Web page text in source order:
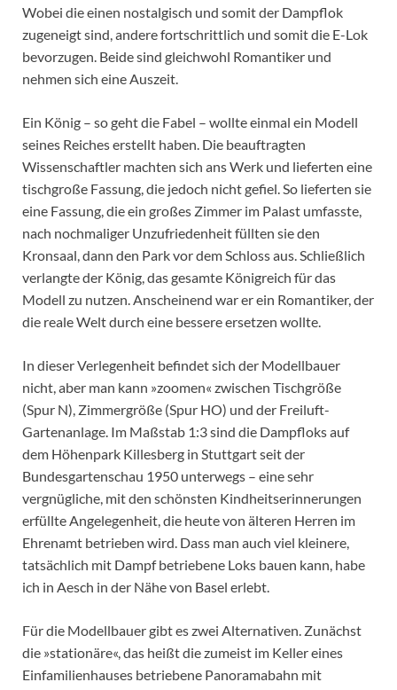
Wobei die einen nostalgisch und somit der Dampflok
zugeneigt sind, andere fortschrittlich und somit die E-Lok
bevorzugen. Beide sind gleichwohl Romantiker und
nehmen sich eine Auszeit.
Ein König – so geht die Fabel – wollte einmal ein Modell
seines Reiches erstellt haben. Die beauftragten
Wissenschaftler machten sich ans Werk und lieferten eine
tischgroße Fassung, die jedoch nicht gefiel. So lieferten sie
eine Fassung, die ein großes Zimmer im Palast umfasste,
nach nochmaliger Unzufriedenheit füllten sie den
Kronsaal, dann den Park vor dem Schloss aus. Schließlich
verlangte der König, das gesamte Königreich für das
Modell zu nutzen. Anscheinend war er ein Romantiker, der
die reale Welt durch eine bessere ersetzen wollte.
In dieser Verlegenheit befindet sich der Modellbauer
nicht, aber man kann »zoomen« zwischen Tischgröße
(Spur N), Zimmergröße (Spur HO) und der Freiluft-
Gartenanlage. Im Maßstab 1:3 sind die Dampfloks auf
dem Höhenpark Killesberg in Stuttgart seit der
Bundesgartenschau 1950 unterwegs – eine sehr
vergnügliche, mit den schönsten Kindheitserinnerungen
erfüllte Angelegenheit, die heute von älteren Herren im
Ehrenamt betrieben wird. Dass man auch viel kleinere,
tatsächlich mit Dampf betriebene Loks bauen kann, habe
ich in Aesch in der Nähe von Basel erlebt.
Für die Modellbauer gibt es zwei Alternativen. Zunächst
die »stationäre«, das heißt die zumeist im Keller eines
Einfamilienhauses betriebene Panoramabahn mit